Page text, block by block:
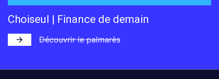
Choiseul | Finance de demain
Découvrir le palmarès